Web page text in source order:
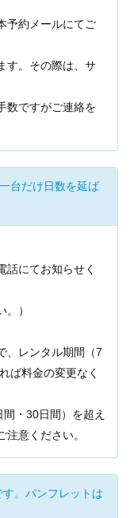
予約メールにてご
す。その際は、サ
数ですがご連絡を
台だけ日数を延ば
話にてお知らせく
）
、レンタル期間（7
ば料金の変更なく
・30日間）を超え
意ください。
。パンフレットは